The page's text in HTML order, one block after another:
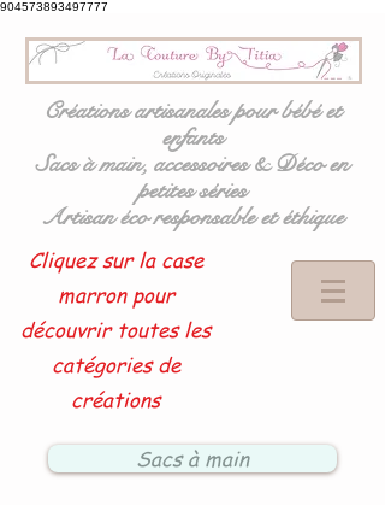
904573893497777
Créations artisanales pour bébé et
enfants
Sacs à main, accessoires & Déco en
petites séries
Artisan éco responsable et éthique
Cliquez sur la case
marron pour
découvrir toutes les
catégories de
créations
Sacs à main